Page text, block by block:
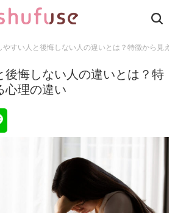
やすい人と後悔しない人の違いとは？特徴から見え
後悔しない人の違いとは？特
心理の違い